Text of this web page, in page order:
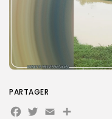
PARTAGER